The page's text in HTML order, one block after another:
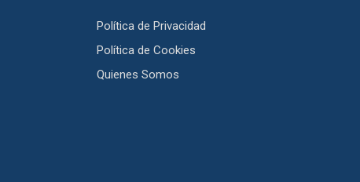
Política de Privacidad
Política de Cookies
Quienes Somos